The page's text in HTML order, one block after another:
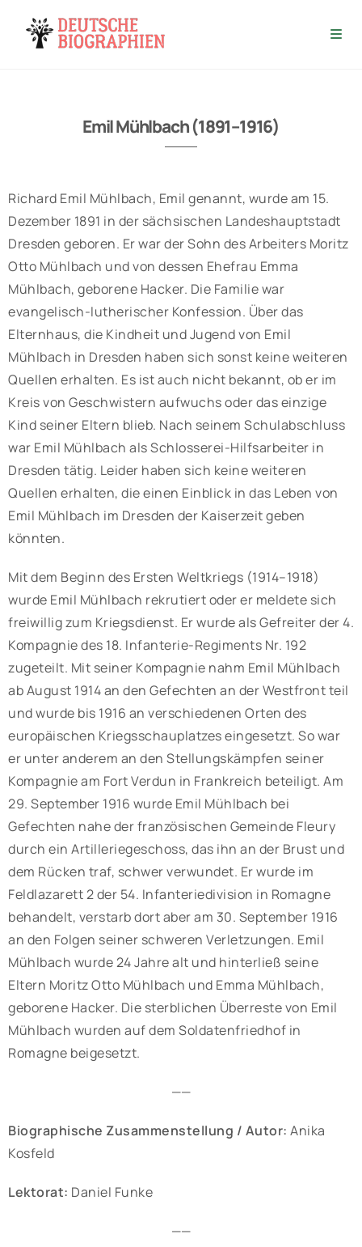
Emil Mühlbach (1891–1916)
Richard Emil Mühlbach, Emil genannt, wurde am 15.
Dezember 1891 in der sächsischen Landeshauptstadt
Dresden geboren. Er war der Sohn des Arbeiters Moritz
Otto Mühlbach und von dessen Ehefrau Emma
Mühlbach, geborene Hacker. Die Familie war
evangelisch-lutherischer Konfession. Über das
Elternhaus, die Kindheit und Jugend von Emil
Mühlbach in Dresden haben sich sonst keine weiteren
Quellen erhalten. Es ist auch nicht bekannt, ob er im
Kreis von Geschwistern aufwuchs oder das einzige
Kind seiner Eltern blieb. Nach seinem Schulabschluss
war Emil Mühlbach als Schlosserei-Hilfsarbeiter in
Dresden tätig. Leider haben sich keine weiteren
Quellen erhalten, die einen Einblick in das Leben von
Emil Mühlbach im Dresden der Kaiserzeit geben
könnten.
Mit dem Beginn des Ersten Weltkriegs (1914–1918)
wurde Emil Mühlbach rekrutiert oder er meldete sich
freiwillig zum Kriegsdienst. Er wurde als Gefreiter der 4.
Kompagnie des 18. Infanterie-Regiments Nr. 192
zugeteilt. Mit seiner Kompagnie nahm Emil Mühlbach
ab August 1914 an den Gefechten an der Westfront teil
und wurde bis 1916 an verschiedenen Orten des
europäischen Kriegsschauplatzes eingesetzt. So war
er unter anderem an den Stellungskämpfen seiner
Kompagnie am Fort Verdun in Frankreich beteiligt. Am
29. September 1916 wurde Emil Mühlbach bei
Gefechten nahe der französischen Gemeinde Fleury
durch ein Artilleriegeschoss, das ihn an der Brust und
dem Rücken traf, schwer verwundet. Er wurde im
Feldlazarett 2 der 54. Infanteriedivision in Romagne
behandelt, verstarb dort aber am 30. September 1916
an den Folgen seiner schweren Verletzungen. Emil
Mühlbach wurde 24 Jahre alt und hinterließ seine
Eltern Moritz Otto Mühlbach und Emma Mühlbach,
geborene Hacker. Die sterblichen Überreste von Emil
Mühlbach wurden auf dem Soldatenfriedhof in
Romagne beigesetzt.
——
Biographische Zusammenstellung / Autor: Anika
Kosfeld
Lektorat: Daniel Funke
——